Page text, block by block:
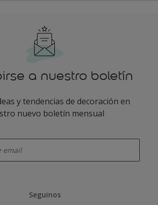
a nuestro boletín
y tendencias de decoración en
nuevo boletín mensual
Seguinos